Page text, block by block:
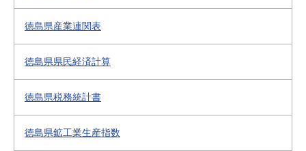
徳島県産業連関表
徳島県県民経済計算
徳島県税務統計書
徳島県鉱工業生産指数